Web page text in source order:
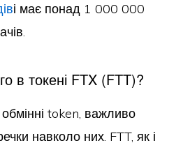
і має понад 1 000 000
в токені FTX (FTT)?
token, важливо
навколо них. FTT, як і